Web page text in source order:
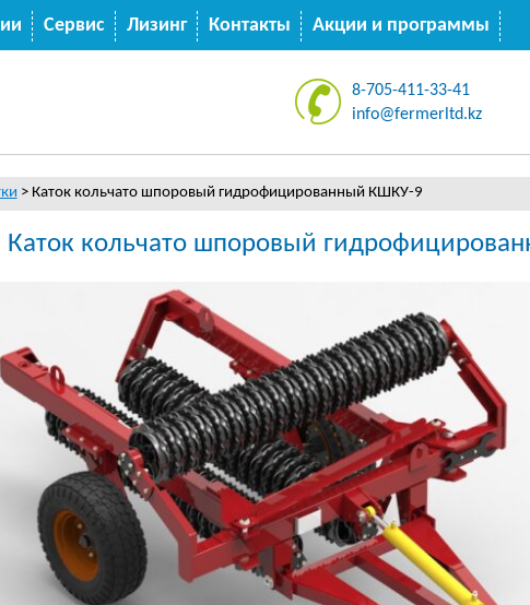
Сервис Лизинг Контакты Акции и программы
8-705-411-33-41
info@fermerltd.kz
> Каток кольчато шпоровый гидрофицированный КШКУ-9
Каток кольчато шпоровый